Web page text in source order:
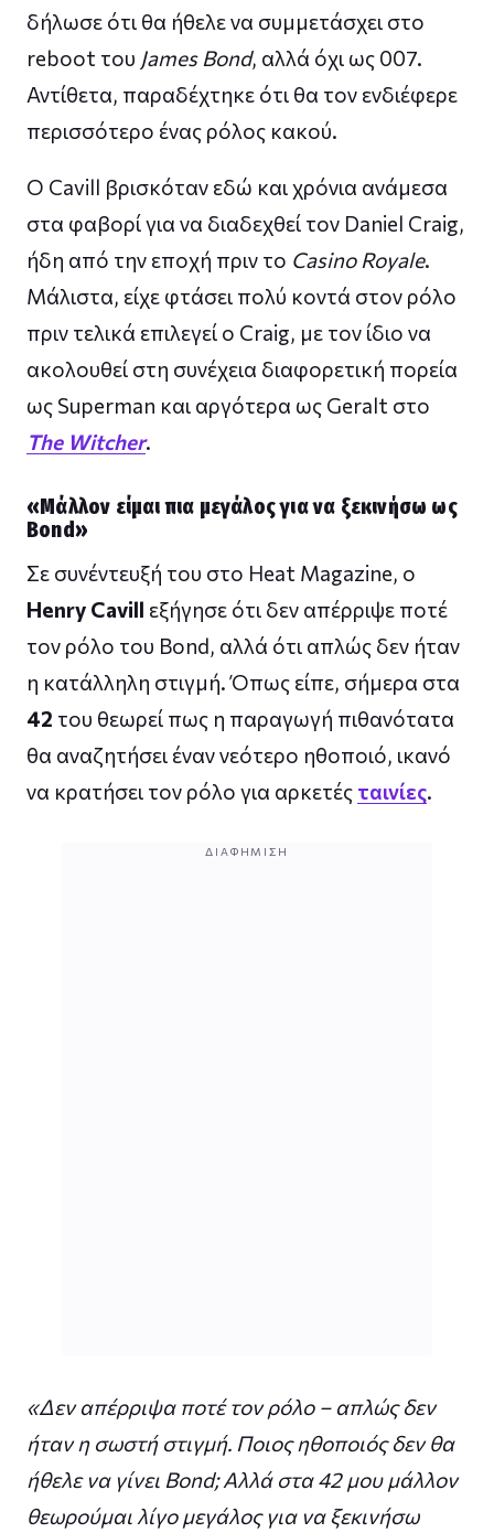
δήλωσε ότι θα ήθελε να συμμετάσχει στο
reboot του James Bond, αλλά όχι ως 007.
Αντίθετα, παραδέχτηκε ότι θα τον ενδιέφερε
περισσότερο ένας ρόλος κακού.
Ο Cavill βρισκόταν εδώ και χρόνια ανάμεσα
στα φαβορί για να διαδεχθεί τον Daniel Craig,
ήδη από την εποχή πριν το Casino Royale.
Μάλιστα, είχε φτάσει πολύ κοντά στον ρόλο
πριν τελικά επιλεγεί ο Craig, με τον ίδιο να
ακολουθεί στη συνέχεια διαφορετική πορεία
ως Superman και αργότερα ως Geralt στο
The Witcher.
«Μάλλον είμαι πια μεγάλος για να ξεκινήσω ως
Bond»
Σε συνέντευξή του στο Heat Magazine, ο
Henry Cavill εξήγησε ότι δεν απέρριψε ποτέ
τον ρόλο του Bond, αλλά ότι απλώς δεν ήταν
η κατάλληλη στιγμή. Όπως είπε, σήμερα στα
42 του θεωρεί πως η παραγωγή πιθανότατα
θα αναζητήσει έναν νεότερο ηθοποιό, ικανό
να κρατήσει τον ρόλο για αρκετές ταινίες.
ΔΙΑΦΉΜΙΣΗ
«Δεν απέρριψα ποτέ τον ρόλο – απλώς δεν
ήταν η σωστή στιγμή. Ποιος ηθοποιός δεν θα
ήθελε να γίνει Bond; Αλλά στα 42 μου μάλλον
θεωρούμαι λίγο μεγάλος για να ξεκινήσω